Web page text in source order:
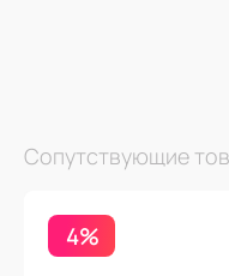
Сопутствующие
4%